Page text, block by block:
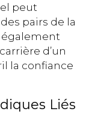
peut
pairs de la
également
d’un
la confiance
Liés